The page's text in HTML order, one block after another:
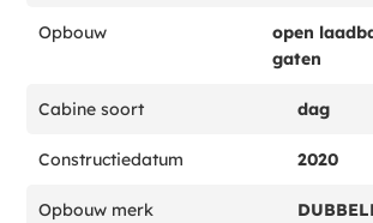
Opbouw
open
gaten
Cabine soort dag
Constructiedatum 2020
Opbouw merk